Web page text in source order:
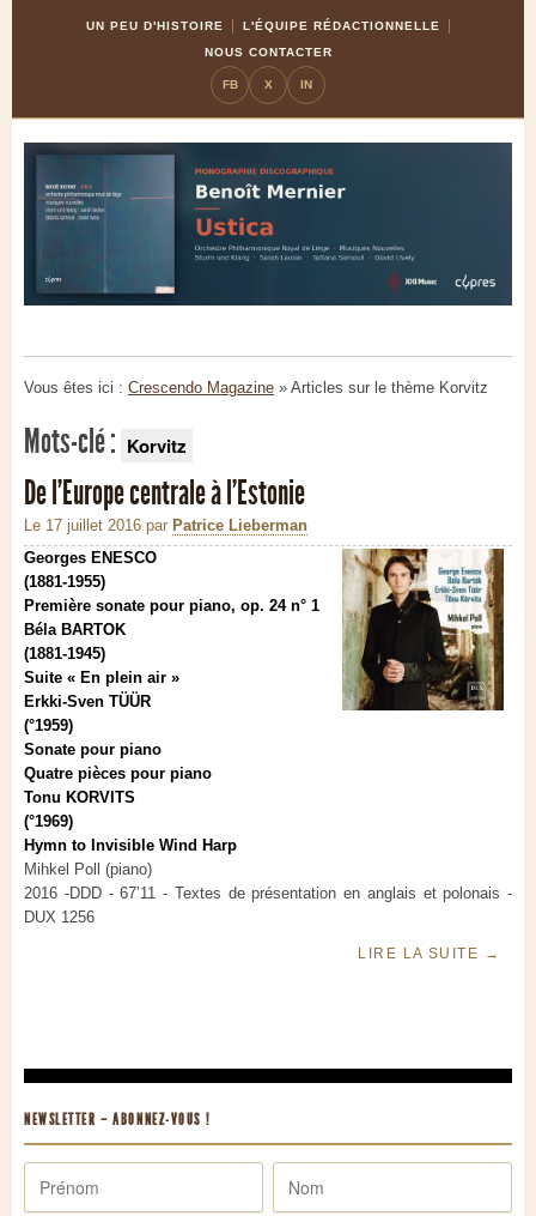
UN PEU D'HISTOIRE
L'ÉQUIPE RÉDACTIONNELLE
NOUS CONTACTER
FB X IN
Vous êtes ici : Crescendo Magazine » Articles sur le thème Korvitz
Mots-clé : Korvitz
De l’Europe centrale à l’Estonie
Le 17 juillet 2016 par Patrice Lieberman
Georges ENESCO
(1881-1955)
Première sonate pour piano, op. 24 n° 1
Béla BARTOK
(1881-1945)
Suite « En plein air »
Erkki-Sven TÜÜR
(°1959)
Sonate pour piano
Quatre pièces pour piano
Tonu KORVITS
(°1969)
Hymn to Invisible Wind Harp
Mihkel Poll (piano)
2016 -DDD - 67’11 - Textes de présentation en anglais et polonais -
DUX 1256
LIRE LA SUITE →
NEWSLETTER – ABONNEZ-VOUS !